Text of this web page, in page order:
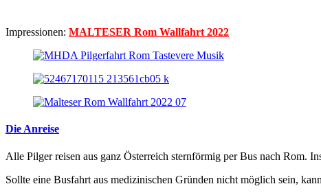
Impressionen: MALTESER Rom Wallfahrt 2022
Die Anreise
Alle Pilger reisen aus ganz Österreich sternförmig per Bus nach Rom.
Sollte eine Busfahrt aus medizinischen Gründen nicht möglich sein,